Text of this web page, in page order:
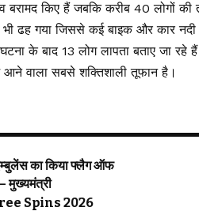
बरामद किए हैं जबकि करीब 40 लोगों की
ढह गया जिससे कई बाइक और कार
के बाद 13 लोग लापता बताए जा रहे
आने वाला सबसे शक्तिशाली तूफान है।
एम्बुलेंस का किया फ्लैग ऑफ
मुख्यमंत्री
Spins 2026